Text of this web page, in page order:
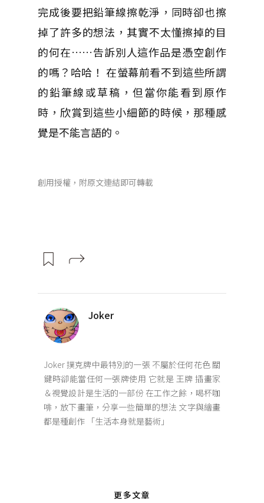
完成後要把鉛筆線擦乾淨，同時卻也擦
掉了許多的想法，其實不太懂擦掉的目
的何在……告訴別人這作品是憑空創作
的嗎？哈哈！ 在螢幕前看不到這些所謂
的鉛筆線或草稿，但當你能看到原作
時，欣賞到這些小細節的時候，那種感
覺是不能言語的。
創用授權，附原文連結即可轉載
Joker
Joker 撲克牌中最特別的一張 不屬於任何花色 關
鍵時卻能當任何一張牌使用 它就是 王牌 插畫家
＆視覺設計是生活的一部份 在工作之餘，喝杯咖
啡，放下畫筆，分享一些簡單的想法 文字與繪畫
都是種創作 「生活本身就是藝術」
更多文章